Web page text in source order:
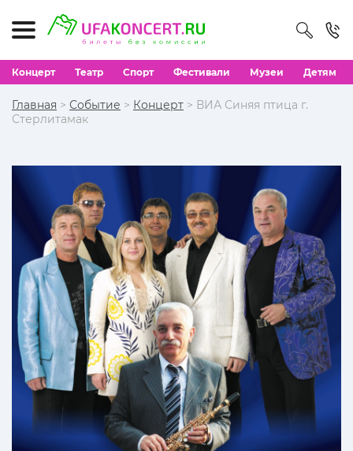
Концерт Театр Спорт Фестивали Музеи Детям
Главная > Событие > Концерт > ВИА Синяя птица г.
Стерлитамак